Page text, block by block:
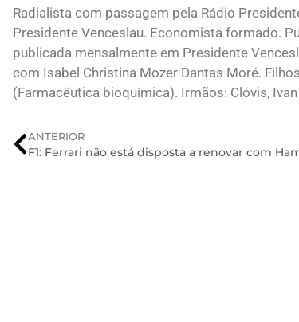
Radialista com passagem pela Rádio
Presidente Venceslau. Economista formado.
publicada mensalmente em Presidente
com Isabel Christina Mozer Dantas Moré.
(Farmacêutica bioquímica). Irmãos: Clóvis,
ANTERIOR